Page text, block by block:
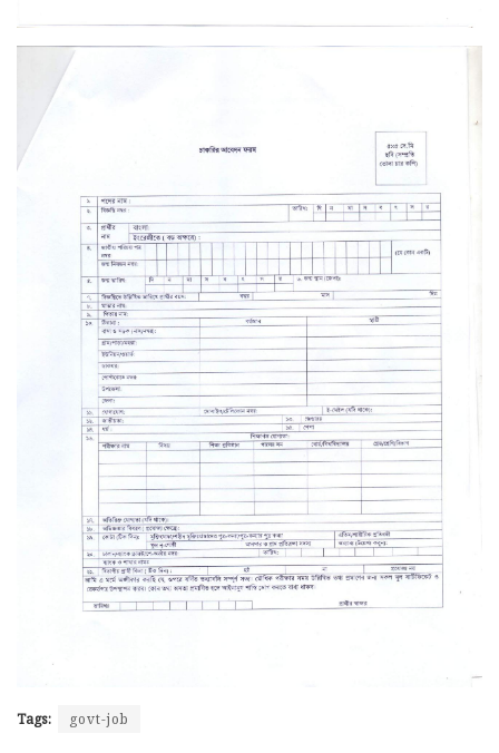
Tags: govt-job